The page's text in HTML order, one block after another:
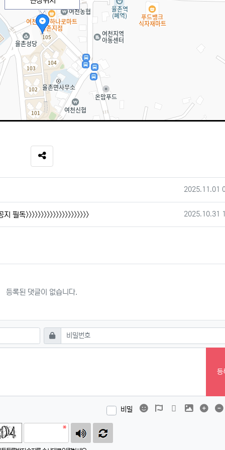
SNS 공유
작성일
2025.11.01
필독>>>>>>>>>>>>>>>>>>>>> 작성일
2025.10.31
등록된 댓글이 없습니다.
비밀번호필수
등
비밀 이모티콘폰트어썸동영상 이미지 댓글